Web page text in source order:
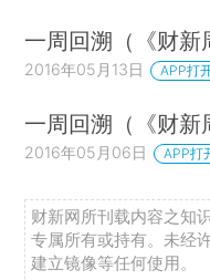
一周回溯（《财新
2016年05月13日 APP打
一周回溯（《财新
2016年05月06日 APP打
财新网所刊载内容之知
专属所有或持有。未经
建立镜像等任何使用。